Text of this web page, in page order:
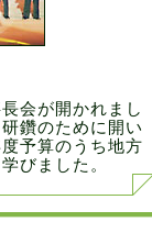
会が開かれまし
鑽のために開い
予算のうち地方
びました。